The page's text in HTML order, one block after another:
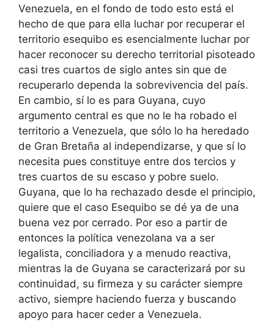
Venezuela, en el fondo de todo esto está el
hecho de que para ella luchar por recuperar el
territorio esequibo es esencialmente luchar por
hacer reconocer su derecho territorial pisoteado
casi tres cuartos de siglo antes sin que de
recuperarlo dependa la sobrevivencia del país.
En cambio, sí lo es para Guyana, cuyo
argumento central es que no le ha robado el
territorio a Venezuela, que sólo lo ha heredado
de Gran Bretaña al independizarse, y que sí lo
necesita pues constituye entre dos tercios y
tres cuartos de su escaso y pobre suelo.
Guyana, que lo ha rechazado desde el principio,
quiere que el caso Esequibo se dé ya de una
buena vez por cerrado. Por eso a partir de
entonces la política venezolana va a ser
legalista, conciliadora y a menudo reactiva,
mientras la de Guyana se caracterizará por su
continuidad, su firmeza y su carácter siempre
activo, siempre haciendo fuerza y buscando
apoyo para hacer ceder a Venezuela.